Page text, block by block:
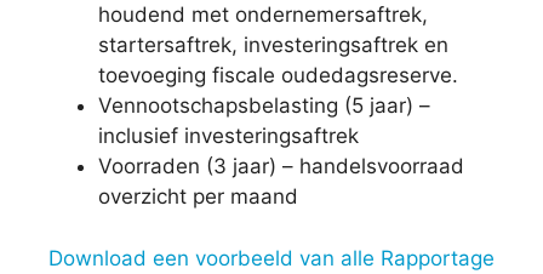
houdend met ondernemersaftrek,
startersaftrek, investeringsaftrek en
toevoeging fiscale oudedagsreserve.
Vennootschapsbelasting (5 jaar) –
inclusief investeringsaftrek
Voorraden (3 jaar) – handelsvoorraad
overzicht per maand
Download een voorbeeld van alle Rapportage